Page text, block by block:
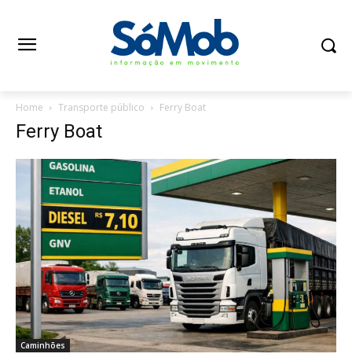
Home Transporte público Ferry Boat
Ferry Boat
Caminhões